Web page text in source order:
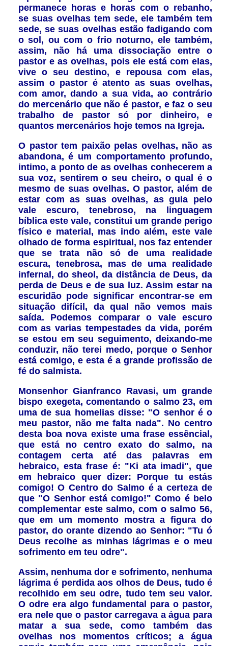
permanece horas e horas com o rebanho,
se suas ovelhas tem sede, ele também tem
sede, se suas ovelhas estão fadigando com
o sol, ou com o frio noturno, ele também,
assim, não há uma dissociação entre o
pastor e as ovelhas, pois ele está com elas,
vive o seu destino, e repousa com elas,
assim o pastor é atento as suas ovelhas,
com amor, dando a sua vida, ao contrário
do mercenário que não é pastor, e faz o seu
trabalho de pastor só por dinheiro, e
quantos mercenários hoje temos na Igreja.
O pastor tem paixão pelas ovelhas, não as
abandona, é um comportamento profundo,
intimo, a ponto de as ovelhas conhecerem a
sua voz, sentirem o seu cheiro, o qual é o
mesmo de suas ovelhas. O pastor, além de
estar com as suas ovelhas, as guia pelo
vale escuro, tenebroso, na linguagem
bíblica este vale, constitui um grande perigo
físico e material, mas indo além, este vale
olhado de forma espiritual, nos faz entender
que se trata não só de uma realidade
escura, tenebrosa, mas de uma realidade
infernal, do sheol, da distância de Deus, da
perda de Deus e de sua luz. Assim estar na
escuridão pode significar encontrar-se em
situação difícil, da qual não vemos mais
saída. Podemos comparar o vale escuro
com as varias tempestades da vida, porém
se estou em seu seguimento, deixando-me
conduzir, não terei medo, porque o Senhor
está comigo, e esta é a grande profissão de
fé do salmista.
Monsenhor Gianfranco Ravasi, um grande
bispo exegeta, comentando o salmo 23, em
uma de sua homelias disse: "O senhor é o
meu pastor, não me falta nada". No centro
desta boa nova existe uma frase essêncial,
que está no centro exato do salmo, na
contagem certa até das palavras em
hebraico, esta frase é: "Ki ata imadi", que
em hebraico quer dizer: Porque tu estás
comigo! O Centro do Salmo é a certeza de
que "O Senhor está comigo!" Como é belo
complementar este salmo, com o salmo 56,
que em um momento mostra a figura do
pastor, do orante dizendo ao Senhor: "Tu ó
Deus recolhe as minhas lágrimas e o meu
sofrimento em teu odre".
Assim, nenhuma dor e sofrimento, nenhuma
lágrima é perdida aos olhos de Deus, tudo é
recolhido em seu odre, tudo tem seu valor.
O odre era algo fundamental para o pastor,
era nele que o pastor carregava a água para
matar a sua sede, como também das
ovelhas nos momentos críticos; a água